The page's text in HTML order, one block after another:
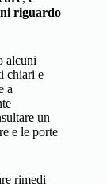
riguardo
alcuni
chiari e
a
un
e le porte
rimedi